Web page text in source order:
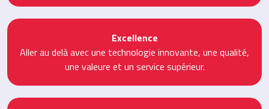
Excellence
Aller au delà avec une technologie innovante, une qualité,
une valeure et un service supérieur.